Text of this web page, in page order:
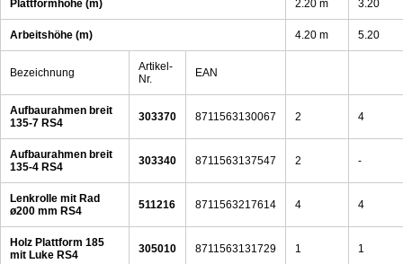
Plattformhöhe (m) 2.20 m 3.20
Arbeitshöhe (m) 4.20 m 5.20
Bezeichnung
Artikel-
Nr.
EAN
Aufbaurahmen breit
135-7 RS4
303370 8711563130067 2 4
Aufbaurahmen breit
135-4 RS4
303340 8711563137547 2 -
Lenkrolle mit Rad
ø200 mm RS4
511216 8711563217614 4 4
Holz Plattform 185
mit Luke RS4
305010 8711563131729 1 1